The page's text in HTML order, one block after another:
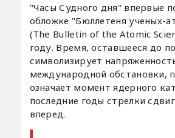
"Часы Судного дня" впервые
обложке "Бюллетеня ученых-
(The Bulletin of the Atomic
году. Время, оставшееся до
символизирует
международной обстановки,
означает момент ядерного
последние годы стрелки
вперед.